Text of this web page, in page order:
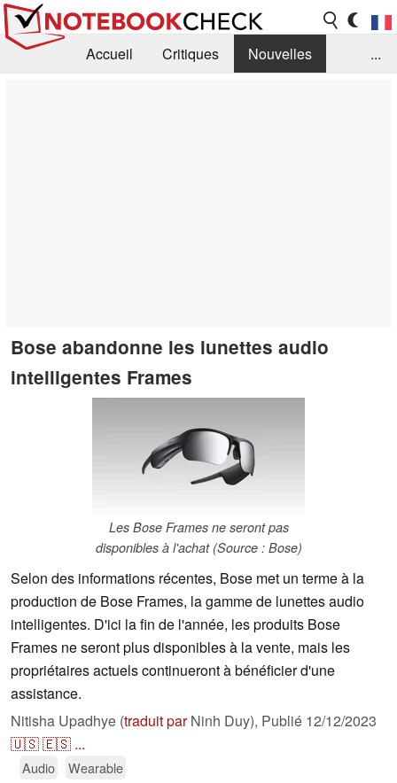
Accueil Critiques
Nouvelles
...
Bose abandonne les lunettes audio
intelligentes Frames
Les Bose Frames ne seront pas
disponibles à l'achat (Source : Bose)
Selon des informations récentes, Bose met un terme à la
production de Bose Frames, la gamme de lunettes audio
intelligentes. D'ici la fin de l'année, les produits Bose
Frames ne seront plus disponibles à la vente, mais les
propriétaires actuels continueront à bénéficier d'une
assistance.
Nitisha Upadhye (traduit parNinh Duy), Publié 12/12/2023
🇺🇸🇪🇸 ...
Audio Wearable